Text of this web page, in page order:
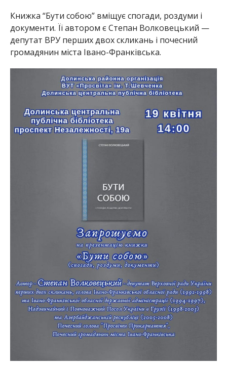
Книжка “Бути собою” вміщує спогади, роздуми і
документи. Її автором є Степан Волковецький —
депутат ВРУ перших двох скликань і почесний
громадянин міста Івано-Франківська.